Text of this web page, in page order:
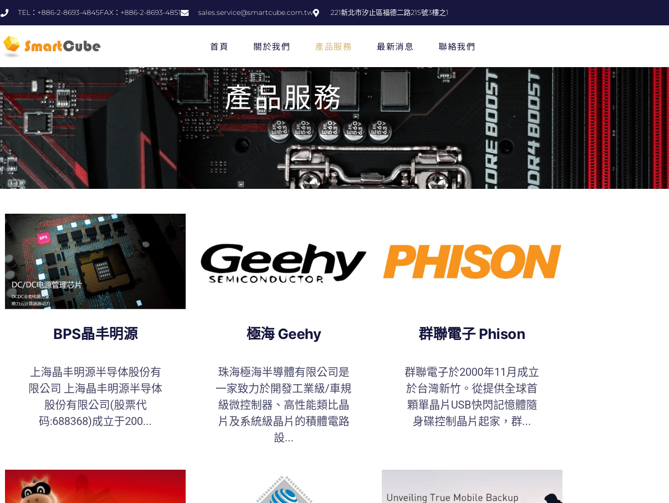
TEL：+886-2-8693-4845FAX：+886-2-8693-4851 sales.service@smartcube.com.tw 221新北市汐止區福德二路215號3樓之1
首頁 關於我們 產品服務 最新消息 聯絡我們
產品服務
BPS晶丰明源
上海晶丰明源半导体股份有
限公司 上海晶丰明源半导体
股份有限公司(股票代
码:688368)成立于200...
極海 Geehy
珠海極海半導體有限公司是
一家致力於開發工業級/車規
級微控制器、高性能類比晶
片及系統級晶片的積體電路
設...
群聯電子 Phison
群聯電子於2000年11月成立
於台灣新竹。從提供全球首
顆單晶片USB快閃記憶體隨
身碟控制晶片起家，群...